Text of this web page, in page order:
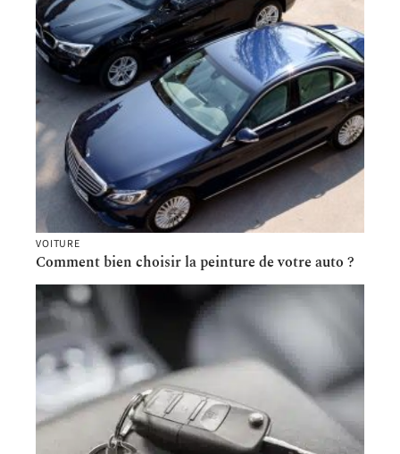
VOITURE
Comment bien choisir la peinture de votre auto ?